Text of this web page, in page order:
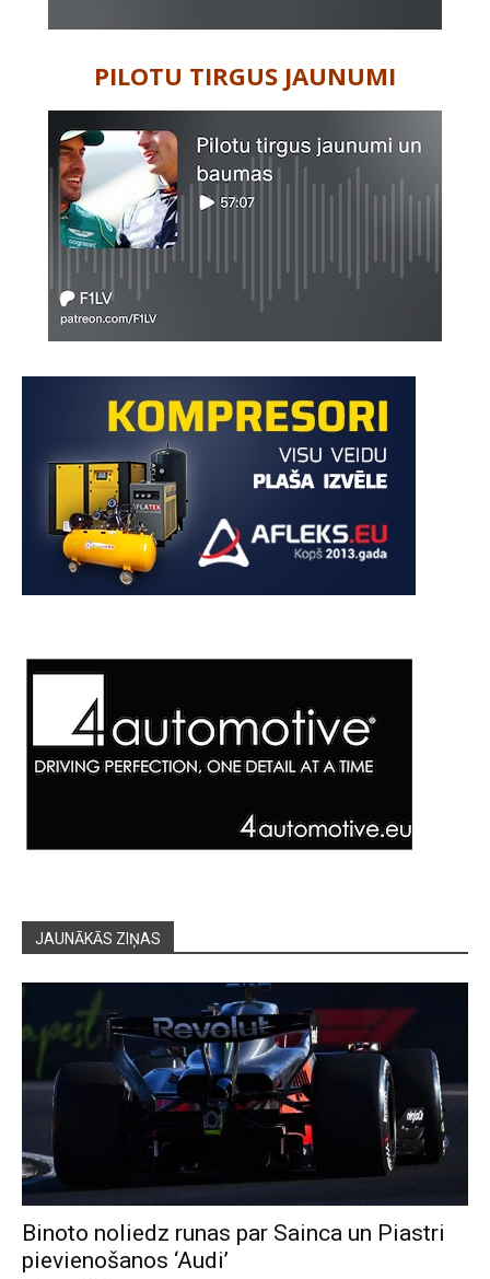
PILOTU TIRGUS JAUNUMI
JAUNĀKĀS ZIŅAS
Binoto noliedz runas par Sainca un Piastri
pievienošanos ‘Audi’